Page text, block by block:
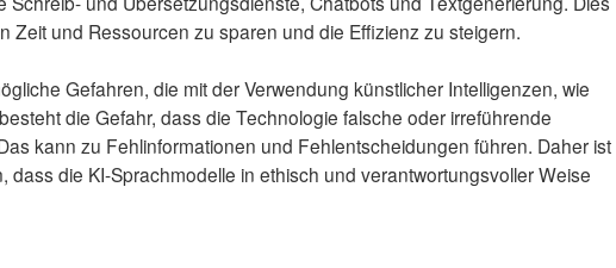
Zeit und Ressourcen zu sparen und die Effizienz zu steigern.
Gefahren, die mit der Verwendung künstlicher Intelligenzen, wie
die Gefahr, dass die Technologie falsche oder irreführende
kann zu Fehlinformationen und Fehlentscheidungen führen. Daher ist
dass die KI-Sprachmodelle in ethisch und verantwortungsvoller Weise